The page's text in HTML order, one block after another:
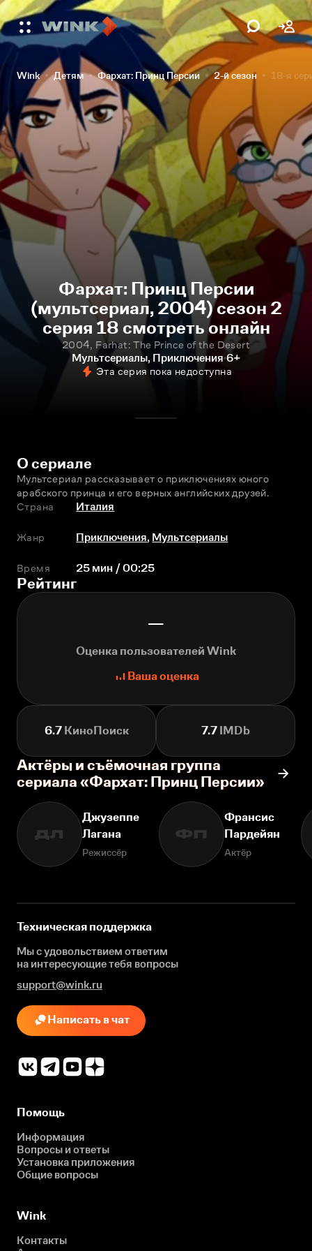
Wink Детям Фархат: Принц Персии 2-й сезон 18-я
Фархат: Принц Персии
(мультсериал, 2004) сезон 2
серия 18 смотреть онлайн
2004, Farhat: The Prince of the Desert
Мультсериалы, Приключения 6+
Эта серия пока недоступна
О сериале
Мультсериал рассказывает о приключениях юного
арабского принца и его верных английских друзей.
Страна
Италия
Жанр Приключения, Мультсериалы
Время 25 мин / 00:25
Рейтинг
—
Оценка пользователей Wink
Ваша оценка
6.7КиноПоиск 7.7 IMDb
Актёры и съёмочная группа
сериала «Фархат: Принц Персии»
ДЛ
Джузеппе
Лагана
Режиссёр
ФП
Франсис
Пардейян
Актёр
Техническая поддержка
Мы с удовольствием ответим
на интересующиетебя вопросы
support@wink.ru
Написать в чат
Помощь
Информация
Вопросы и ответы
Установка приложения
Общие вопросы
Wink
Контакты